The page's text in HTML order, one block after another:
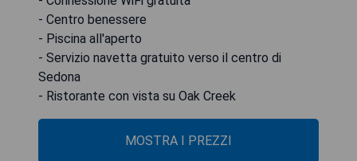
- Centro benessere
- Piscina all'aperto
- Servizio navetta gratuito verso il centro di
Sedona
- Ristorante con vista su Oak Creek
MOSTRA I PREZZI